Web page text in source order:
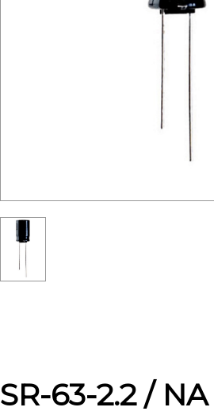
SR-63-2.2 / NA